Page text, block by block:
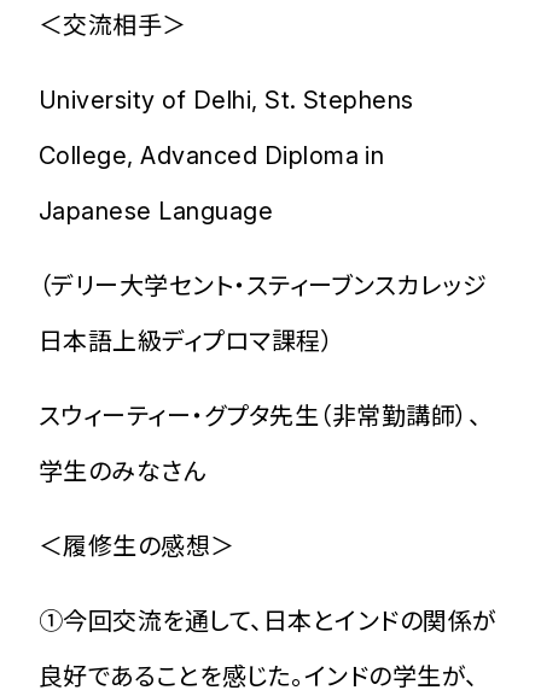
＜交流相手＞
University of Delhi, St. Stephens
College, Advanced Diploma in
Japanese Language
（デリー大学セント・スティーブンスカレッジ
日本語上級ディプロマ課程）
スウィーティー・グプタ先生（非常勤講師）、
学生のみなさん
＜履修生の感想＞
➀今回交流を通して、日本とインドの関係が
良好であることを感じた。インドの学生が、